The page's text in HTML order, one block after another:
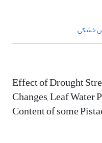
خشکی
Effect of Drought
Changes, Leaf
Content of some